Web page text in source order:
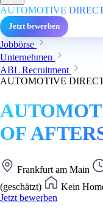
AUTOMOTIVE
Jetzt bewerben
Jobbörse
Unternehmen
ABL Recruitment
AUTOMOTIVE
OF
Frankfurt am Main
(geschätzt)
Kein
Jetzt bewerben